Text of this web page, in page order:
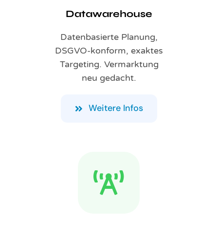
Datawarehouse
Datenbasierte Planung,
DSGVO-konform, exaktes
Targeting. Vermarktung
neu gedacht.
Weitere Infos